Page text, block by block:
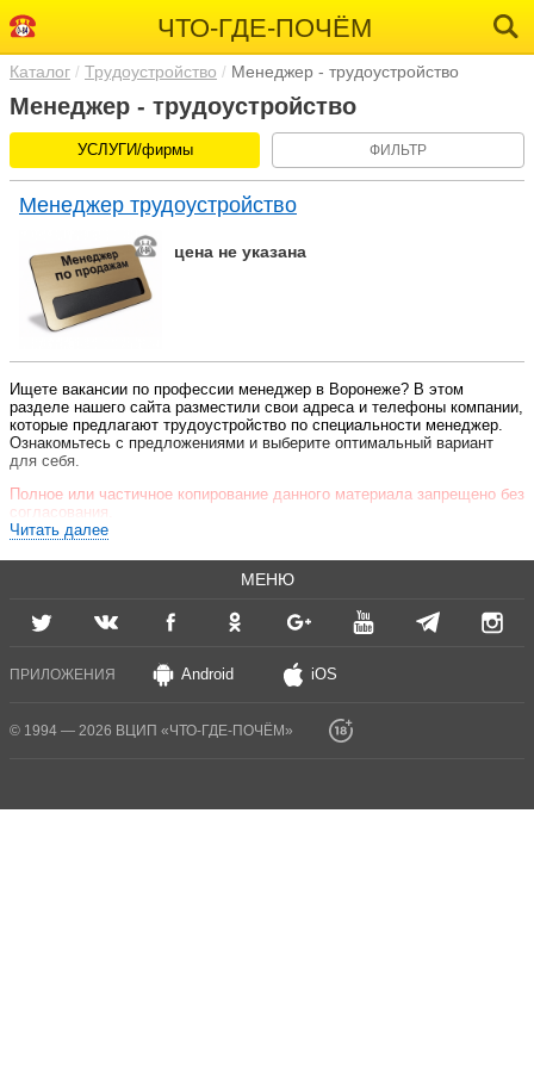
ЧТО-ГДЕ-ПОЧЁМ
Каталог Трудоустройство Менеджер - трудоустройство
Менеджер - трудоустройство
УСЛУГИ/фирмы ФИЛЬТР
Менеджер трудоустройство
цена не указана
Ищете вакансии по профессии менеджер в Воронеже? В этом
разделе нашего сайта разместили свои адреса и телефоны компании,
которые предлагают трудоустройство по специальности менеджер.
Ознакомьтесь с предложениями и выберите оптимальный вариант
для себя.
Полное или частичное копирование данного материала запрещено без
согласования.
Читать далее
МЕНЮ
ПРИЛОЖЕНИЯ Android iOS
© 1994 — 2026 ВЦИП «ЧТО-ГДЕ-ПОЧЁМ»